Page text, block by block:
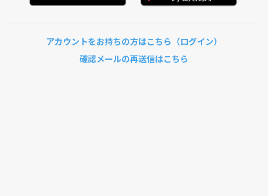
アカウントをお持ちの方はこちら（ログイン）
確認メールの再送信はこちら